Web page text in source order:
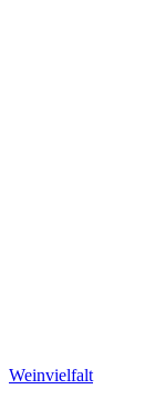
Weinvielfalt